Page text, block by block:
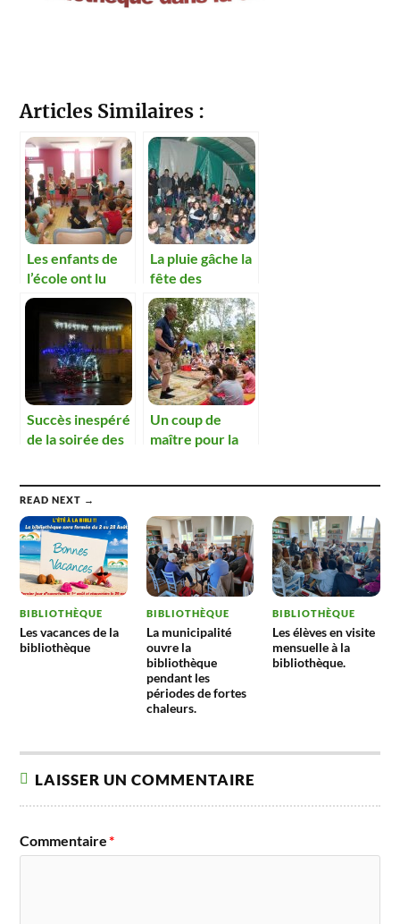
Articles Similaires :
Les enfants de
l’école ont lu
leurs livres
préférés
La pluie gâche la
fête des
illuminations
Succès inespéré
de la soirée des
Un coup de
maître pour la
READ NEXT →
BIBLIOTHÈQUE
Les vacances de la
bibliothèque
BIBLIOTHÈQUE
La municipalité
ouvre la
bibliothèque
pendant les
périodes de fortes
chaleurs.
BIBLIOTHÈQUE
Les élèves en visite
mensuelle à la
bibliothèque.
LAISSER UN COMMENTAIRE
Commentaire*